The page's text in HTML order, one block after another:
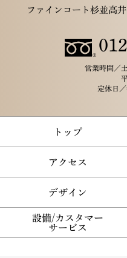
ファインコート杉並高
営業時間／
定休日／
トップ
アクセス
デザイン
設備/カスタマー
サービス